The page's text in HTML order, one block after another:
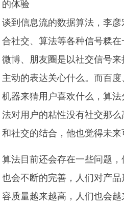
谈到信息流的数据算法，李
合社交、算法等各种信号糅在
微博、朋友圈是以社交信号
主动的表达关心什么。而百
机器来猜用户喜欢什么，算
法对用户的粘性没有社交那
和社交的结合，他也觉得未来
算法目前还会存在一些问题
也会不断的完善，人们对产
容质量越来越高，人们也会越